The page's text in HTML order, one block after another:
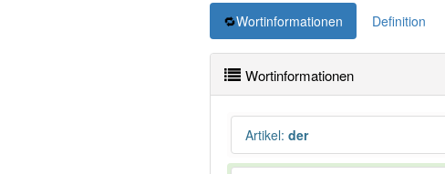
Wortinformationen Definition
Wortinformationen
Artikel: der